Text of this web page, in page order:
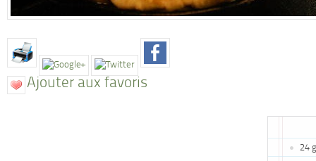
Ajouter aux favoris
24